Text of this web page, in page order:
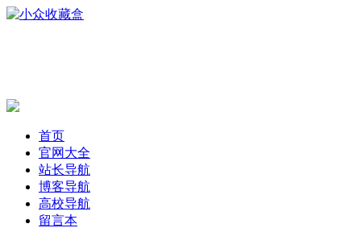
首页
官网大全
站长导航
博客导航
高校导航
留言本